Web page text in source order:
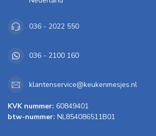
036 - 2022 550
036 - 2100 160
klantenservice@keukenmesjes.nl
KVK nummer: 60849401
btw-nummer: NL854086511B01